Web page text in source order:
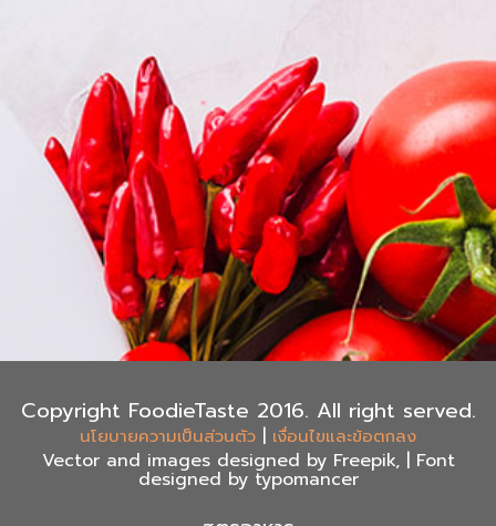
Copyright FoodieTaste 2016. All right served.
นโยบายความเป็นส่วนตัว | เงื่อนไขและข้อตกลง
Vector and images designed by Freepik, | Font
designed by typomancer